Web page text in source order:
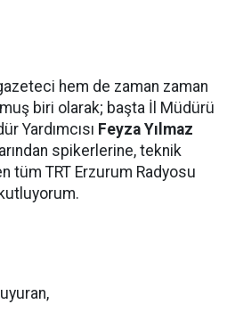
hem de zaman zaman
biri olarak; başta İl Müdürü
Yardımcısı Feyza Yılmaz
spikerlerine, teknik
tüm TRT Erzurum Radyosu